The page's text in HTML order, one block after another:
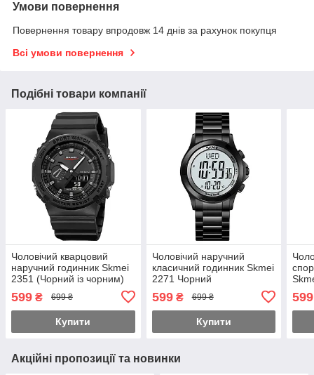
Умови повернення
Повернення товару впродовж 14 днів за рахунок покупця
Всі умови повернення
Подібні товари компанії
Чоловічий кварцовий
наручний годинник Skmei
2351 (Чорний із чорним)
599 ₴ 699 ₴
Купити
Чоловічий наручний
класичний годинник Skmei
2271 Чорний
599₴ 699 ₴
Купити
599
Акційні пропозиції та новинки